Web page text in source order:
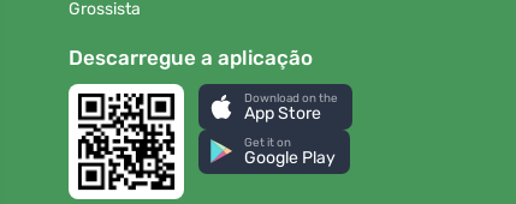
Grossista
Descarregue a aplicação
Download on the
App Store
Get it on
Google Play